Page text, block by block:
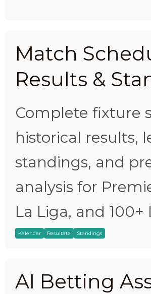
Match
Results &
Complete fixture
historical results,
standings, and
analysis for
La Liga, and 100+
Kalender Resultate Standings
AI Betting